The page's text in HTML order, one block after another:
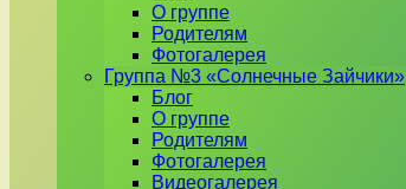
О группе
Родителям
Фотогалерея
Группа №3 «Солнечные Зайчики»
Блог
О группе
Родителям
Фотогалерея
Видеогалерея